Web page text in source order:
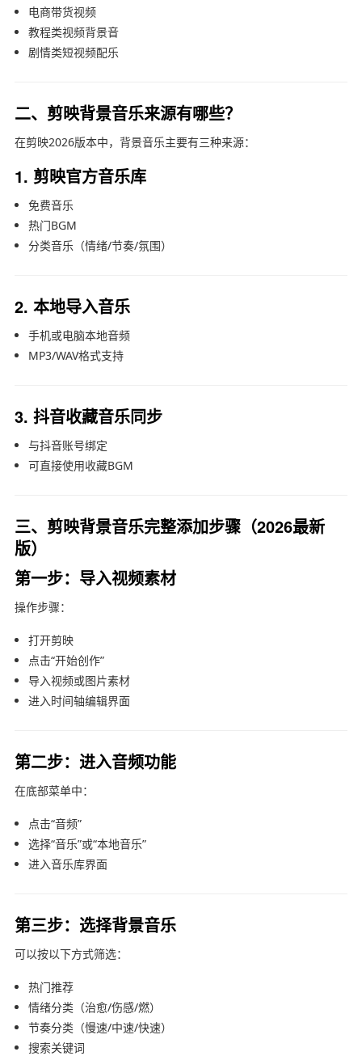
电商带货视频
教程类视频背景音
剧情类短视频配乐
二、剪映背景音乐来源有哪些？
在剪映2026版本中，背景音乐主要有三种来源：
1. 剪映官方音乐库
免费音乐
热门BGM
分类音乐（情绪/节奏/氛围）
2. 本地导入音乐
手机或电脑本地音频
MP3/WAV格式支持
3. 抖音收藏音乐同步
与抖音账号绑定
可直接使用收藏BGM
三、剪映背景音乐完整添加步骤（2026最新
版）
第一步：导入视频素材
操作步骤：
打开剪映
点击“开始创作”
导入视频或图片素材
进入时间轴编辑界面
第二步：进入音频功能
在底部菜单中：
点击“音频”
选择“音乐”或“本地音乐”
进入音乐库界面
第三步：选择背景音乐
可以按以下方式筛选：
热门推荐
情绪分类（治愈/伤感/燃）
节奏分类（慢速/中速/快速）
搜索关键词